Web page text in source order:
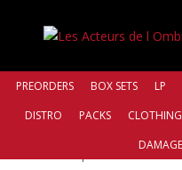
PREORDERS BOX SETS LP
DISTRO
PACKS CLOTHING
Chroniques de